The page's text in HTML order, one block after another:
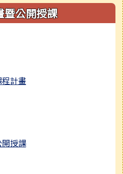
暨公開授課
程計畫
開授課